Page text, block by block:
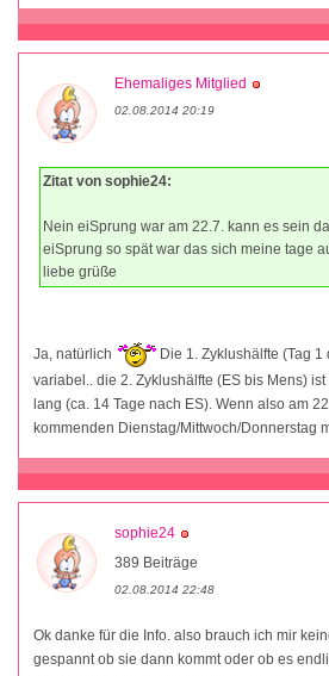
Ehemaliges Mitglied
02.08.2014 20:19
Zitat von sophie24:
Nein eiSprung war am 22.7. kann es sein
eiSprung so spät war das sich meine tage
liebe grüße
Ja, natürlich
Die 1. Zyklushälfte (Tag
variabel.. die 2. Zyklushälfte (ES bis Mens)
lang (ca. 14 Tage nach ES). Wenn also am
kommenden Dienstag/Mittwoch/Donnerstag
sophie24
389 Beiträge
02.08.2014 22:48
Ok danke für die Info. also brauch ich mir
gespannt ob sie dann kommt oder ob es